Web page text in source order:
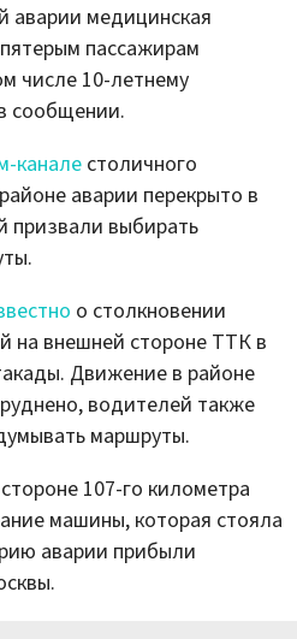
аварии медицинская
пассажирам
числе 10-летнему
сообщении.
канале столичного
аварии перекрыто в
призвали выбирать
о столкновении
на внешней стороне ТТК в
Движение в районе
водителей также
маршруты.
107-го километра
машины, которая стояла
аварии прибыли